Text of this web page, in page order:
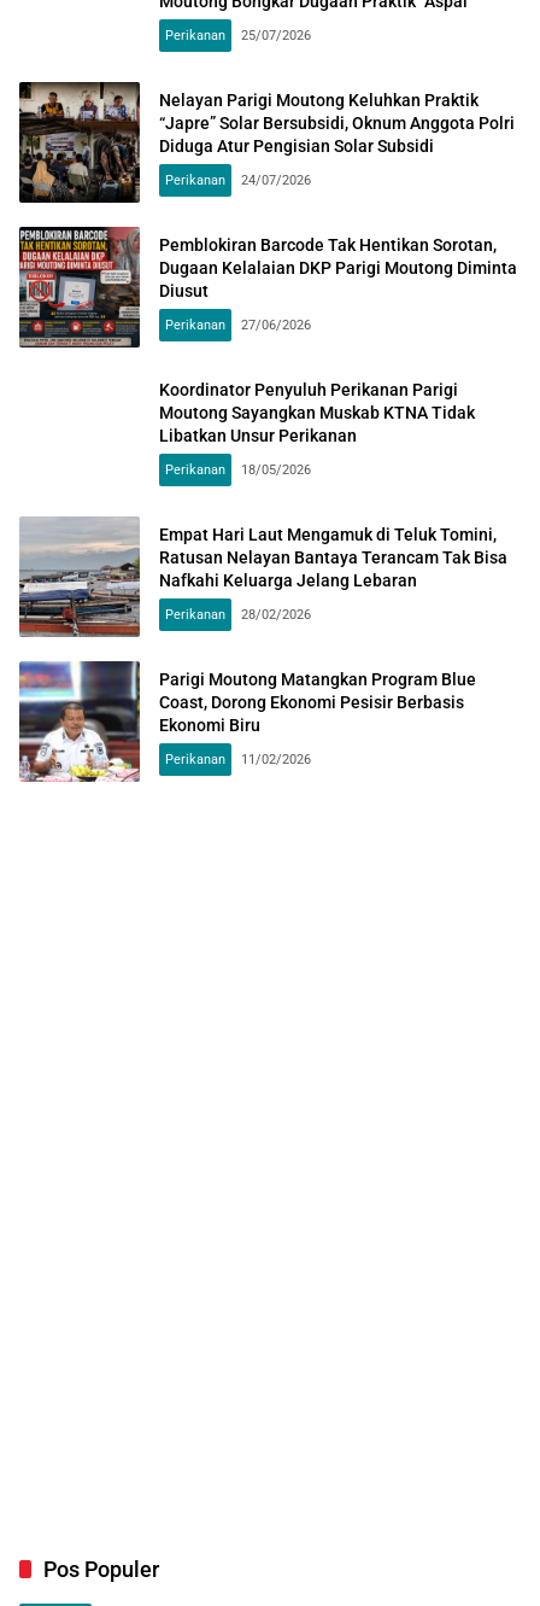
Perikanan 25/07/2026
Nelayan Parigi Moutong Keluhkan Praktik
“Japre” Solar Bersubsidi, Oknum Anggota Polri
Diduga Atur Pengisian Solar Subsidi
Perikanan 24/07/2026
Pemblokiran Barcode Tak Hentikan Sorotan,
Dugaan Kelalaian DKP Parigi Moutong Diminta
Diusut
Perikanan 27/06/2026
Koordinator Penyuluh Perikanan Parigi
Moutong Sayangkan Muskab KTNA Tidak
Libatkan Unsur Perikanan
Perikanan 18/05/2026
Empat Hari Laut Mengamuk di Teluk Tomini,
Ratusan Nelayan Bantaya Terancam Tak Bisa
Nafkahi Keluarga Jelang Lebaran
Perikanan 28/02/2026
Parigi Moutong Matangkan Program Blue
Coast, Dorong Ekonomi Pesisir Berbasis
Ekonomi Biru
Perikanan 11/02/2026
Pos Populer